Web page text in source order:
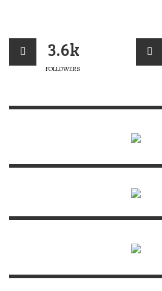
3.6k
FOLLOWERS